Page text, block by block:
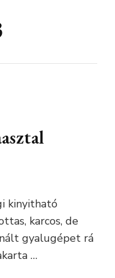
kinyitható
karcos, de
gyalugépet rá
…